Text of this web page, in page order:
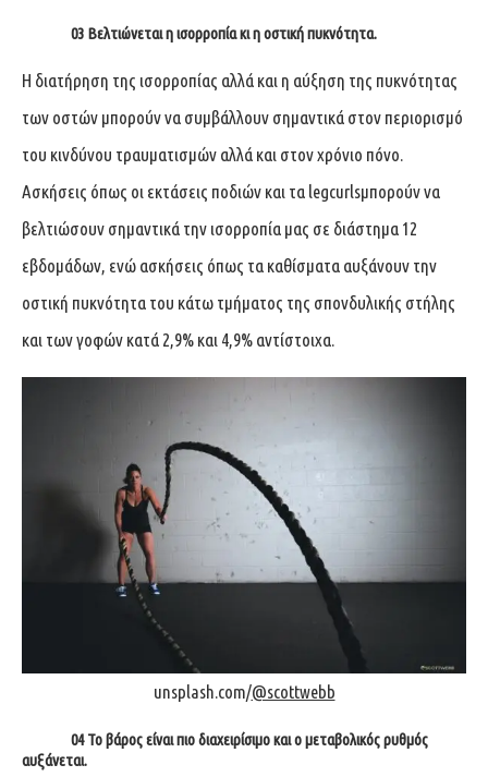
03 Βελτιώνεται η ισορροπία κι η οστική πυκνότητα.
Η διατήρηση της ισορροπίας αλλά και η αύξηση της πυκνότητας
των οστών μπορούν να συμβάλλουν σημαντικά στον περιορισμό
του κινδύνου τραυματισμών αλλά και στον χρόνιο πόνο.
Ασκήσεις όπως οι εκτάσεις ποδιών και τα legcurlsμπορούν να
βελτιώσουν σημαντικά την ισορροπία μας σε διάστημα 12
εβδομάδων, ενώ ασκήσεις όπως τα καθίσματα αυξάνουν την
οστική πυκνότητα του κάτω τμήματος της σπονδυλικής στήλης
και των γοφών κατά 2,9% και 4,9% αντίστοιχα.
unsplash.com/@scottwebb
04 Το βάρος είναι πιο διαχειρίσιμο και ο μεταβολικός ρυθμός
αυξάνεται.